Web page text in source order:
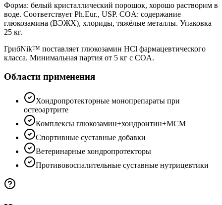
Форма: белый кристаллический порошок, хорошо растворим в
воде. Соответствует Ph.Eur., USP. COA: содержание
глюкозамина (ВЭЖХ), хлориды, тяжёлые металлы. Упаковка
25 кг.
ГрибNik™ поставляет глюкозамин HCl фармацевтического
класса. Минимальная партия от 5 кг с COA.
Области применения
Хондропротекторные монопрепараты при
остеоартрите
Комплексы глюкозамин+хондроитин+МСМ
Спортивные суставные добавки
Ветеринарные хондропротекторы
Противовоспалительные суставные нутрицевтики